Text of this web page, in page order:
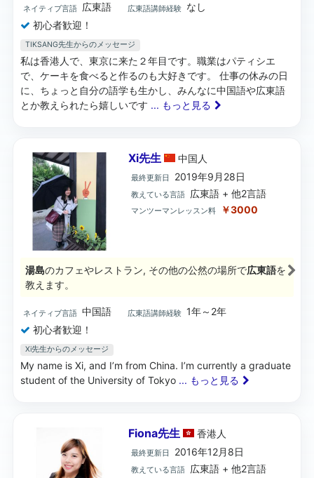
ネイティブ言語 広東語 広東語講師経験
なし
初心者歓迎！
TIKSANG先生からのメッセージ
私は香港人で、東京に来た２年目です。職業はパティシエ
で、ケーキを食べると作るのも大好きです。 仕事の休みの日
に、ちょっと自分の語学も生かし、みんなに中国語や広東語
とか教えられたら嬉しいです ... もっと見る
Xi先生 中国 人
最終更新日 2019年9月28日
教えている言語 広東語 + 他2言語
マンツーマンレッスン料 ￥3000
湯島のカフェやレストラン, その他の公然の場所で広東語を
教えます。
ネイティブ言語 中国語 広東語講師経験 1年～2年
初心者歓迎！
Xi先生からのメッセージ
My name is Xi, and I’m from China. I’m currently a graduate
student of the University of Tokyo ... もっと見る
Fiona先生 香港人
最終更新日 2016年12月8日
教えている言語 広東語 + 他2言語